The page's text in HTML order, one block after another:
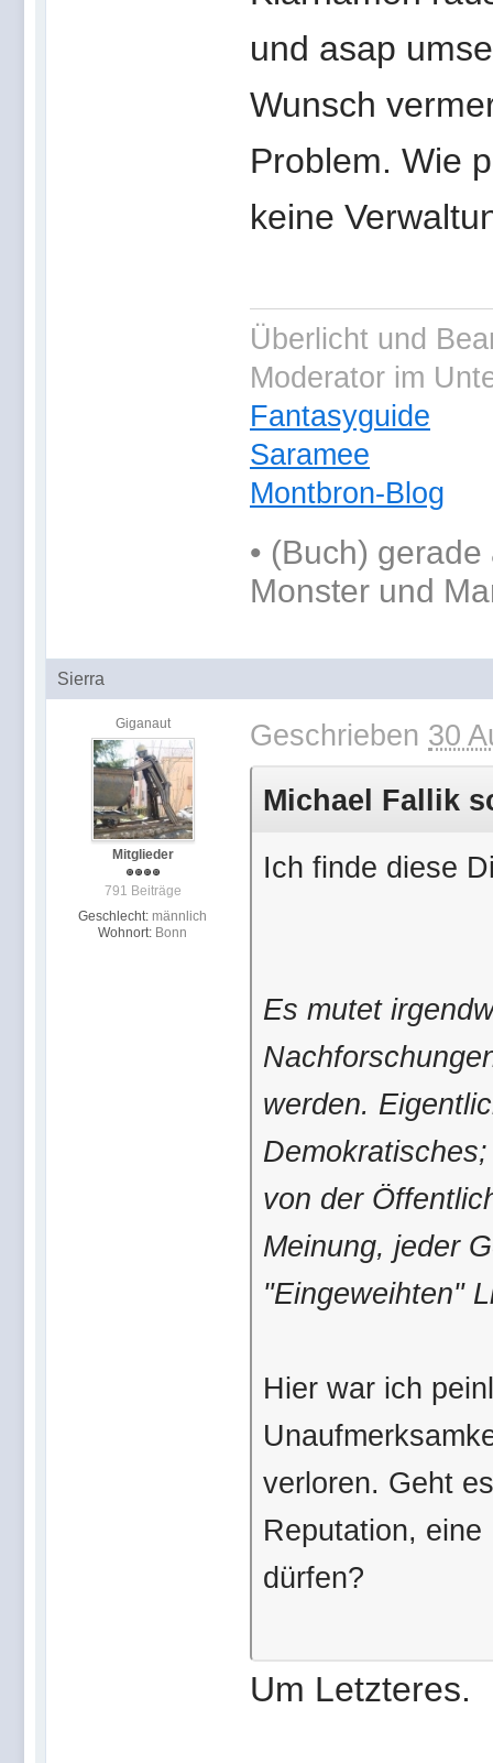
und asap
Wunsch
Problem. Wie
keine
Überlicht und
Moderator im
Fantasyguide
Saramee
Montbron-Blog
• (Buch) gerade
Monster und
Sierra
Giganaut
Mitglieder
791 Beiträge
Geschlecht: männlich
Wohnort: Bonn
Geschrieben 30
Michael Fallik
Ich finde diese
Es mutet
werden.
von der
Meinung, jeder
"Eingeweihten"
Hier war ich
verloren. Geht
Reputation,
dürfen?
Um Letzteres.